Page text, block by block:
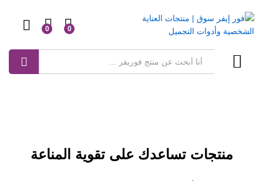
0
0
منتجات تساعدك على تقوية المناعة